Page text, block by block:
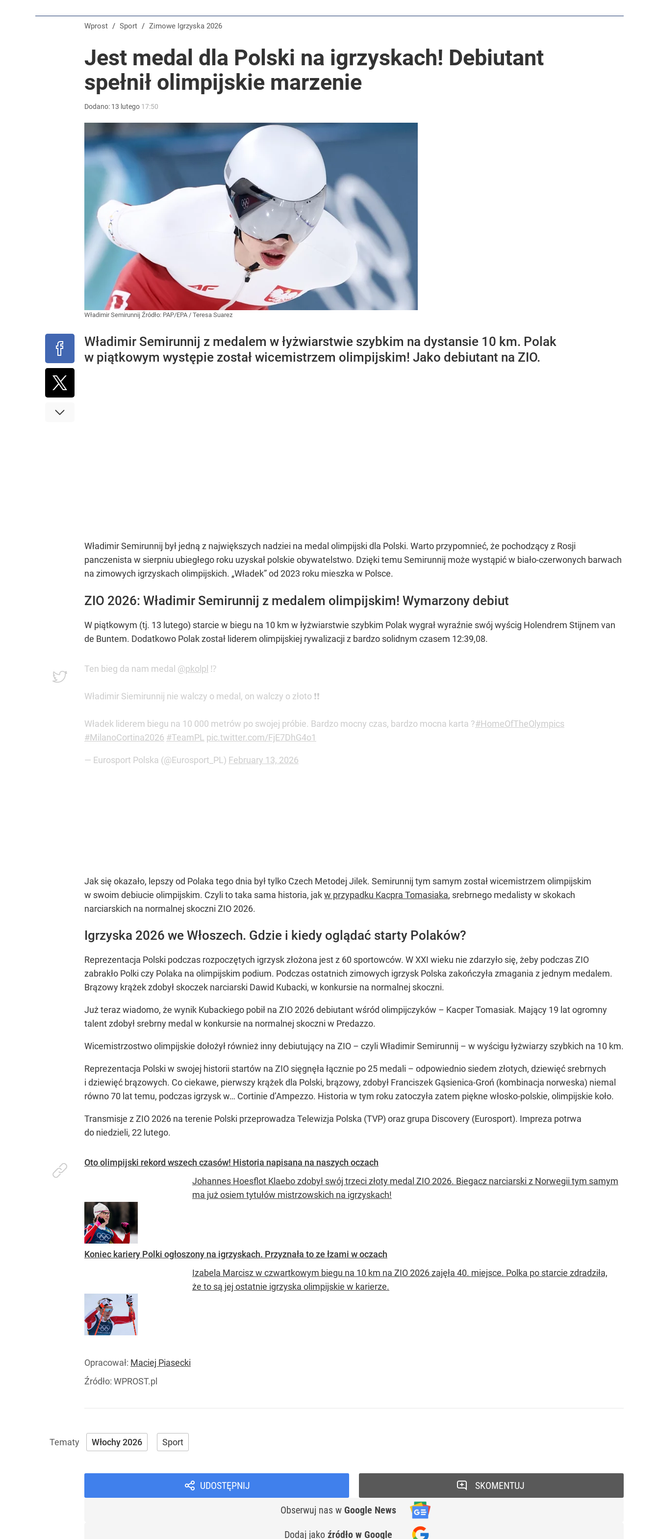
Wprost / Sport / Zimowe Igrzyska 2026
Jest medal dla Polski na igrzyskach! Debiutant
spełnił olimpijskie marzenie
Dodano: 13 lutego 17:50
Władimir Semirunnij Źródło: PAP/EPA / Teresa Suarez
Władimir Semirunnij z medalem w łyżwiarstwie szybkim na dystansie 10 km. Polak
w piątkowym występie został wicemistrzem olimpijskim! Jako debiutant na ZIO.
Władimir Semirunnij był jedną z największych nadziei na medal olimpijski dla Polski. Warto przypomnieć, że pochodzący z Rosji
panczenista w sierpniu ubiegłego roku uzyskał polskie obywatelstwo. Dzięki temu Semirunnij może wystąpić w biało-czerwonych barwach
na zimowych igrzyskach olimpijskich. „Władek” od 2023 roku mieszka w Polsce.
ZIO 2026: Władimir Semirunnij z medalem olimpijskim! Wymarzony debiut
W piątkowym (tj. 13 lutego) starcie w biegu na 10 km w łyżwiarstwie szybkim Polak wygrał wyraźnie swój wyścig Holendrem Stijnem van
de Buntem. Dodatkowo Polak został liderem olimpijskiej rywalizacji z bardzo solidnym czasem 12:39,08.
Ten bieg da nam medal @pkolpl ⁉️
Władimir Siemirunnij nie walczy o medal, on walczy o złoto ❗❗
Władek liderem biegu na 10 000 metrów po swojej próbie. Bardzo mocny czas, bardzo mocna karta ?#HomeOfTheOlympics
#MilanoCortina2026 #TeamPL pic.twitter.com/FjE7DhG4o1
— Eurosport Polska (@Eurosport_PL) February 13, 2026
Jak się okazało, lepszy od Polaka tego dnia był tylko Czech Metodej Jilek. Semirunnij tym samym został wicemistrzem olimpijskim
w swoim debiucie olimpijskim. Czyli to taka sama historia, jakw przypadku Kacpra Tomasiaka, srebrnego medalisty w skokach
narciarskich na normalnej skoczni ZIO 2026.
Igrzyska 2026 we Włoszech. Gdzie i kiedy oglądać starty Polaków?
Reprezentacja Polski podczas rozpoczętych igrzysk złożona jest z 60 sportowców. W XXI wieku nie zdarzyło się, żeby podczas ZIO
zabrakło Polki czy Polaka na olimpijskim podium. Podczas ostatnich zimowych igrzysk Polska zakończyła zmagania z jednym medalem.
Brązowy krążek zdobył skoczek narciarski Dawid Kubacki, w konkursie na normalnej skoczni.
Już teraz wiadomo, że wynik Kubackiego pobił na ZIO 2026 debiutant wśród olimpijczyków – Kacper Tomasiak. Mający 19 lat ogromny
talent zdobył srebrny medal w konkursie na normalnej skoczni w Predazzo.
Wicemistrzostwo olimpijskie dołożył również inny debiutujący na ZIO – czyli Władimir Semirunnij – w wyścigu łyżwiarzy szybkich na 10 km.
Reprezentacja Polski w swojej historii startów na ZIO sięgnęła łącznie po 25 medali – odpowiednio siedem złotych, dziewięć srebrnych
i dziewięć brązowych. Co ciekawe, pierwszy krążek dla Polski, brązowy, zdobył Franciszek Gąsienica-Groń (kombinacja norweska) niemal
równo 70 lat temu, podczas igrzysk w… Cortinie d’Ampezzo. Historia w tym roku zatoczyła zatem piękne włosko-polskie, olimpijskie koło.
Transmisje z ZIO 2026 na terenie Polski przeprowadza Telewizja Polska (TVP) oraz grupa Discovery (Eurosport). Impreza potrwa
do niedzieli, 22 lutego.
Oto olimpijski rekord wszech czasów! Historia napisana na naszych oczach
Johannes Hoesflot Klaebo zdobył swój trzeci złoty medal ZIO 2026. Biegacz narciarski z Norwegii tym samym
ma już osiem tytułów mistrzowskich na igrzyskach!
Koniec kariery Polki ogłoszony na igrzyskach. Przyznała to ze łzami w oczach
Izabela Marcisz w czwartkowym biegu na 10 km na ZIO 2026 zajęła 40. miejsce. Polka po starcie zdradziła,
że to są jej ostatnie igrzyska olimpijskie w karierze.
Opracował: Maciej Piasecki
Źródło: WPROST.pl
Włochy 2026 Sport
UDOSTĘPNIJ
Obserwuj nas w Google News
Dodaj jako źródło w Google
SKOMENTUJ